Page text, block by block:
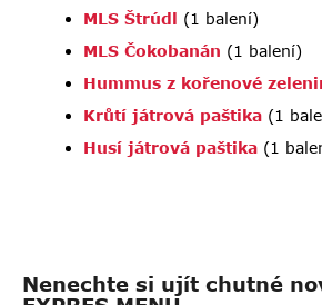
MLS Štrúdl (1 balení)
MLS Čokobanán (1 balení)
Hummus z kořenové
Krůtí játrová paštika (1
Husí játrová paštika (1
Nenechte si ujít chutné